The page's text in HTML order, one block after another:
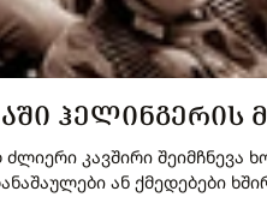
ᲰᲔᲚᲘᲜᲒᲔᲠᲘᲡ
კავშირი
ან ქმედებები ხშირად